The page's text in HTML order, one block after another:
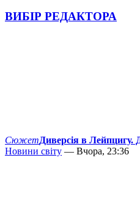
ВИБІР РЕДАКТОРА
СюжетДиверсія в Лейпцигу.
Новини світу — Вчора, 23:36